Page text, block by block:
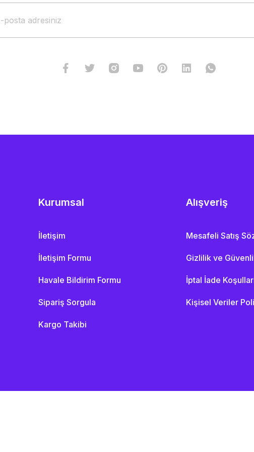
Kurumsal
İletişim
İletişim Formu
Havale Bildirim Formu
Sipariş Sorgula
Kargo Takibi
Alışveriş
Mesafeli Satış
Gizlilik ve
İptal İade
Kişisel Veriler